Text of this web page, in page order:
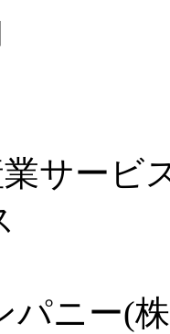
サービ
パニー(